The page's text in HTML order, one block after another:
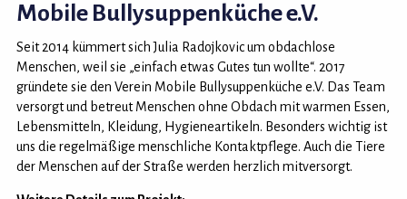
Mobile Bullysuppenküche e.V.
Seit 2014 kümmert sich Julia Radojkovic um obdachlose
Menschen, weil sie „einfach etwas Gutes tun wollte“. 2017
gründete sie den Verein Mobile Bullysuppenküche e.V. Das Team
versorgt und betreut Menschen ohne Obdach mit warmen Essen,
Lebensmitteln, Kleidung, Hygieneartikeln. Besonders wichtig ist
uns die regelmäßige menschliche Kontaktpflege. Auch die Tiere
der Menschen auf der Straße werden herzlich mitversorgt.